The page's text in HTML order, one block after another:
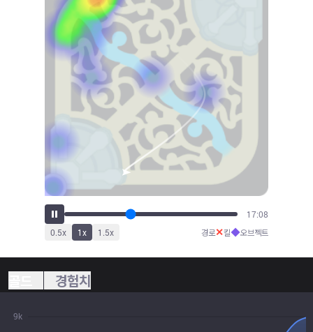
18:48
0.5x 1x 1.5x 경로✕킬◆오브젝트
경험치
9k